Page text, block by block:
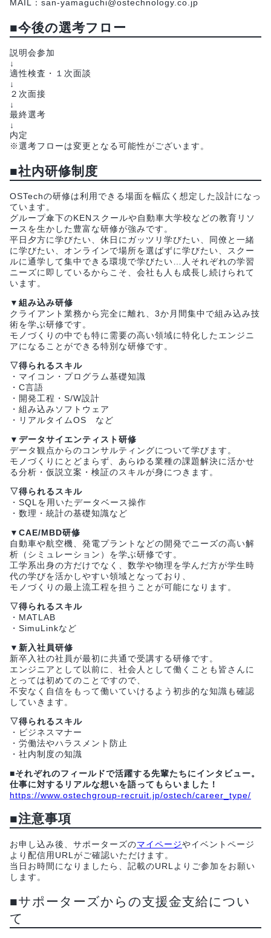
MAIL：san-yamaguchi@ostechnology.co.jp
■今後の選考フロー
説明会参加
↓
適性検査・１次面談
↓
２次面接
↓
最終選考
↓
内定
※選考フローは変更となる可能性がございます。
■社内研修制度
OSTechの研修は利用できる場面を幅広く想定した設計になっ
ています。
グループ傘下のKENスクールや自動車大学校などの教育リソ
ースを生かした豊富な研修が強みです。
平日夕方に学びたい、休日にガッツリ学びたい、同僚と一緒
に学びたい、オンラインで場所を選ばずに学びたい、スクー
ルに通学して集中できる環境で学びたい…人それぞれの学習
ニーズに即しているからこそ、会社も人も成長し続けられて
います。
▼組み込み研修
クライアント業務から完全に離れ、3か月間集中で組み込み技
術を学ぶ研修です。
モノづくりの中でも特に需要の高い領域に特化したエンジニ
アになることができる特別な研修です。
▽得られるスキル
・マイコン・プログラム基礎知識
・C言語
・開発工程・S/W設計
・組み込みソフトウェア
・リアルタイムOS など
▼データサイエンティスト研修
データ観点からのコンサルティングについて学びます。
モノづくりにとどまらず、あらゆる業種の課題解決に活かせ
る分析・仮説立案・検証のスキルが身につきます。
▽得られるスキル
・SQLを用いたデータベース操作
・数理・統計の基礎知識など
▼CAE/MBD研修
自動車や航空機、発電プラントなどの開発でニーズの高い解
析（シミュレーション）を学ぶ研修です。
工学系出身の方だけでなく、数学や物理を学んだ方が学生時
代の学びを活かしやすい領域となっており、
モノづくりの最上流工程を担うことが可能になります。
▽得られるスキル
・MATLAB
・SimuLinkなど
▼新入社員研修
新卒入社の社員が最初に共通で受講する研修です。
エンジニアとして以前に、社会人として働くことも皆さんに
とっては初めてのことですので、
不安なく自信をもって働いていけるよう初歩的な知識も確認
していきます。
▽得られるスキル
・ビジネスマナー
・労働法やハラスメント防止
・社内制度の知識
■それぞれのフィールドで活躍する先輩たちにインタビュー。
仕事に対するリアルな想いを語ってもらいました！
https://www.ostechgroup-recruit.jp/ostech/career_type/
■注意事項
お申し込み後、サポーターズのマイページやイベントページ
より配信用URLがご確認いただけます。
当日お時間になりましたら、記載のURLよりご参加をお願い
します。
■サポーターズからの支援金支給につい
て